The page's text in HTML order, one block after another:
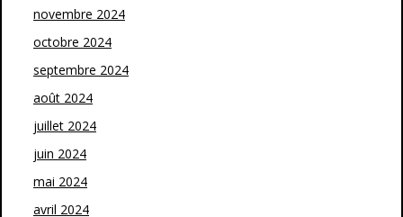
novembre 2024
octobre 2024
septembre 2024
août 2024
juillet 2024
juin 2024
mai 2024
avril 2024